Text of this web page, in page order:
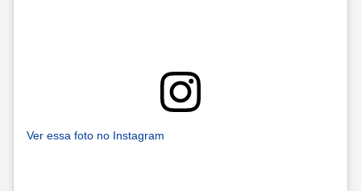
Ver essa foto no Instagram